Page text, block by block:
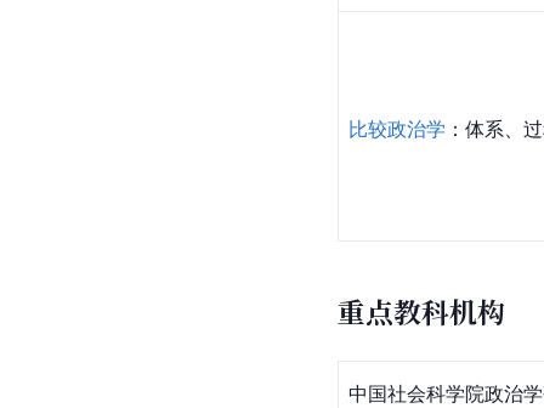
比较政治学 ：体系、
重点教科机构
中国社会科学院政治